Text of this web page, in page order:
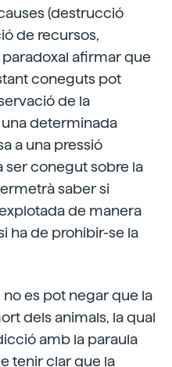
(destrucció
de recursos,
afirmar que
coneguts pot
de la
una determinada
a una pressió
conegut sobre la
saber si
de manera
ha de prohibir-se la
es pot negar que la
dels animals, la qual
amb la paraula
tenir clar que la